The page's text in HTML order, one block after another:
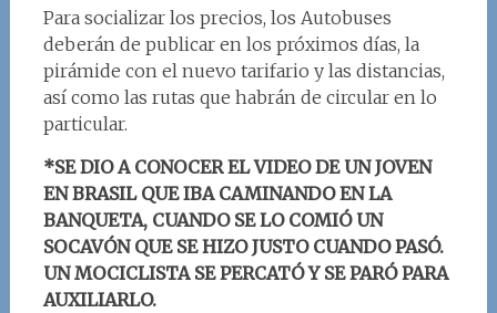
Para socializar los precios, los Autobuses
deberán de publicar en los próximos días, la
pirámide con el nuevo tarifario y las distancias,
así como las rutas que habrán de circular en lo
particular.
*SE DIO A CONOCER EL VIDEO DE UN JOVEN
EN BRASIL QUE IBA CAMINANDO EN LA
BANQUETA, CUANDO SE LO COMIÓ UN
SOCAVÓN QUE SE HIZO JUSTO CUANDO PASÓ.
UN MOCICLISTA SE PERCATÓ Y SE PARÓ PARA
AUXILIARLO.